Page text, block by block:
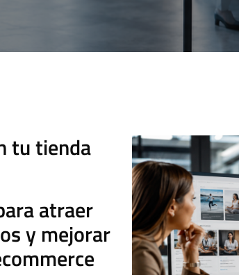
tu tienda
atraer
y mejorar